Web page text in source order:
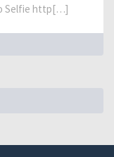
Selfie http[…]